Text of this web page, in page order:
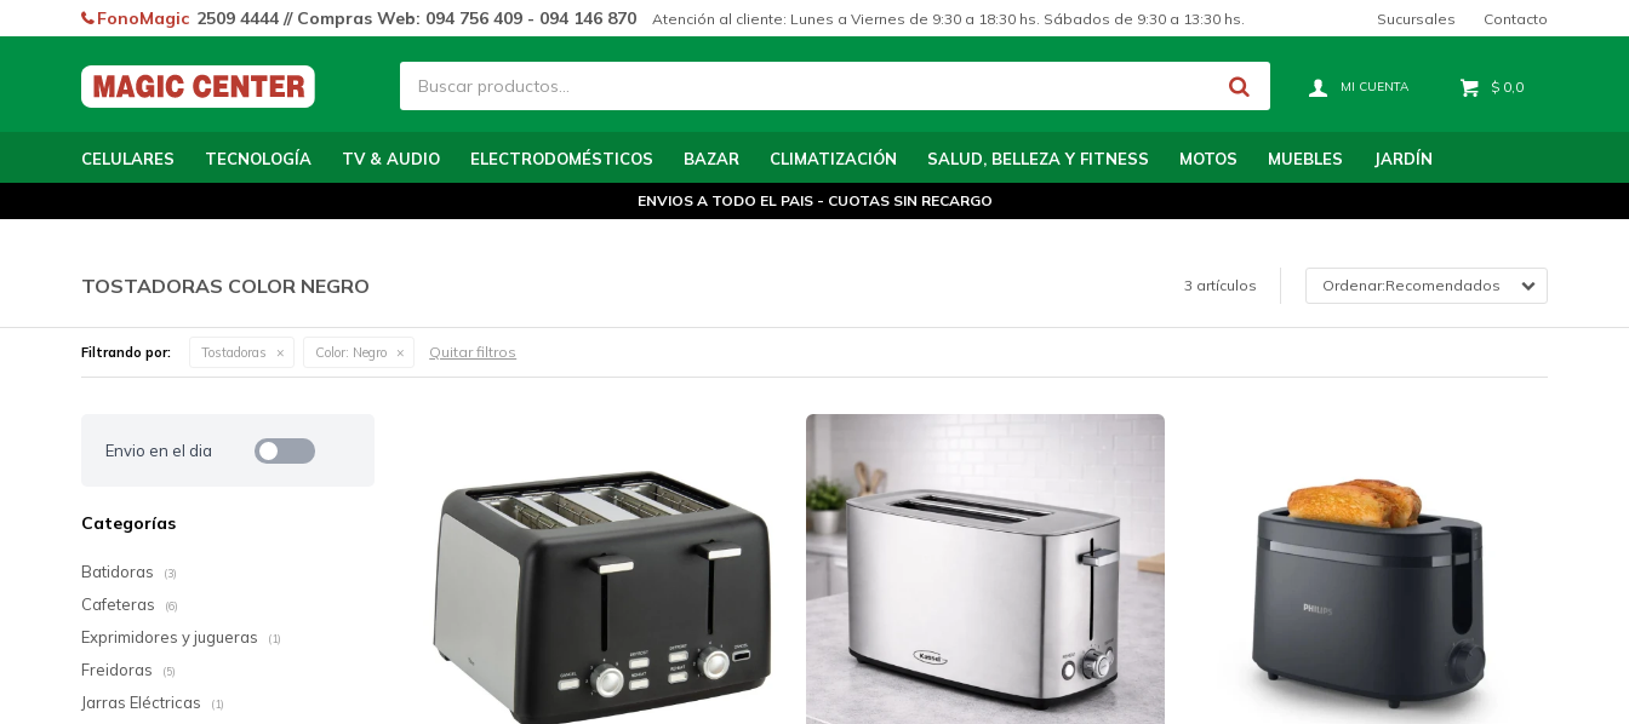
CELULARES TECNOLOGÍA TV & AUDIO ELECTRODOMÉSTICOS BAZAR CLIMATIZACIÓN SALUD, BELLEZA Y FITNESS MOTOS MUEBLES JARDÍN
$ 0,0
FonoMagic 2509 4444 // Compras Web: 094 756 409 - 094 146 870 Atención al cliente: Lunes a Viernes de 9:30 a 18:30 hs. Sábados de 9:30 a 13:30 hs. Sucursales Contacto
ENVIOS A TODO EL PAIS - CUOTAS SIN RECARGO
TOSTADORAS COLOR NEGRO 3 artículos Recomendados
Filtrando por: Tostadoras Color: Negro Quitar filtros
Envio en el dia
Categorías
Batidoras (3)
Cafeteras (6)
Exprimidores y jugueras (1)
Freidoras (5)
Jarras Eléctricas (1)